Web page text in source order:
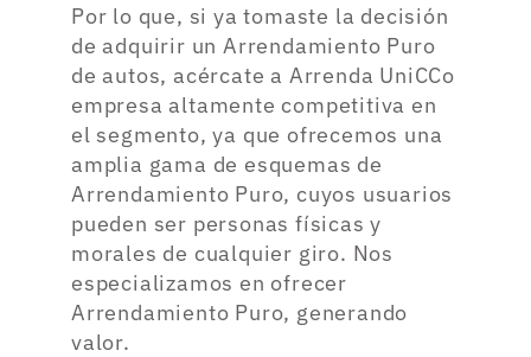
Por lo que, si ya tomaste la decisión
de adquirir un Arrendamiento Puro
de autos, acércate a Arrenda UniCCo
empresa altamente competitiva en
el segmento, ya que ofrecemos una
amplia gama de esquemas de
Arrendamiento Puro, cuyos usuarios
pueden ser personas físicas y
morales de cualquier giro. Nos
especializamos en ofrecer
Arrendamiento Puro, generando
valor.